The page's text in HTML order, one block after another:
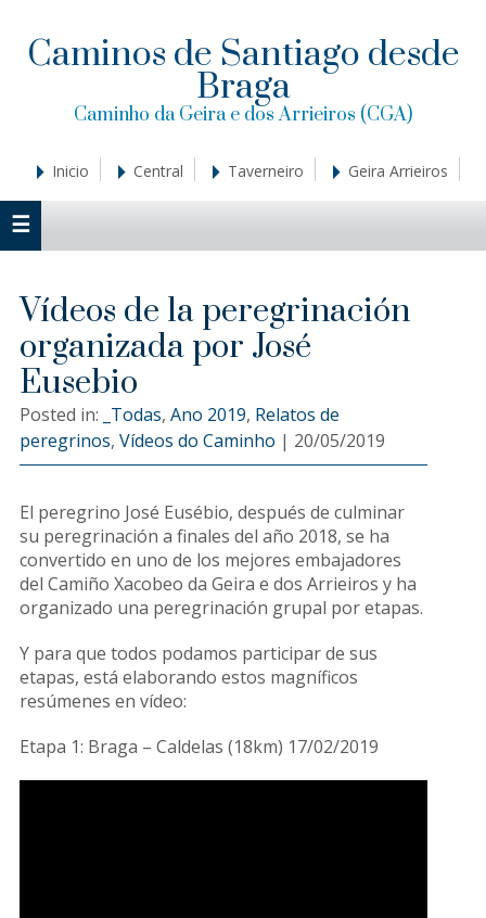
a
la
principal
al
contenido
a
la
lateral
principal
Caminos de Santiago desde
Braga
Caminho da Geira e dos Arrieiros (CGA)
Inicio Central Taverneiro Geira Arrieiros
Vídeos de la peregrinación
organizada por José
Eusebio
Posted in: _Todas, Ano 2019, Relatos de
peregrinos, Vídeos do Caminho | 20/05/2019
El peregrino José Eusébio, después de culminar
su peregrinación a finales del año 2018, se ha
convertido en uno de los mejores embajadores
del Camiño Xacobeo da Geira e dos Arrieiros y ha
organizado una peregrinación grupal por etapas.
Y para que todos podamos participar de sus
etapas, está elaborando estos magníficos
resúmenes en vídeo:
Etapa 1: Braga – Caldelas (18km) 17/02/2019